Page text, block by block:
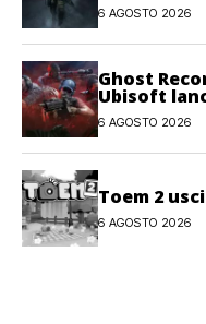
6 AGOSTO 2026
Ghost
Ubisoft
gratuito
6 AGOSTO 2026
Toem 2
6 AGOSTO 2026